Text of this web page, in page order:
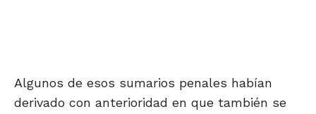
Algunos de esos sumarios penales habían
derivado con anterioridad en que también se